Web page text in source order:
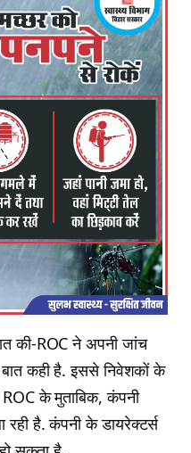
की-ROC ने अपनी जांच
कही है. इससे निवेशकों के
के मुताबिक, कंपनी
रही है. कंपनी के डायरेक्टर्स